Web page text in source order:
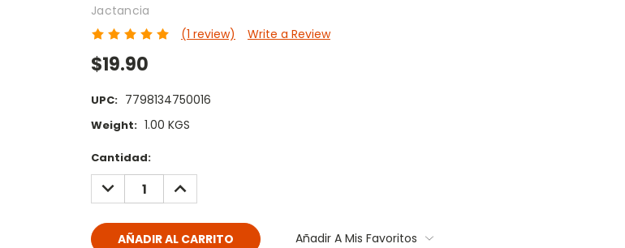
Jactancia
(1 review)
Write a Review
$19.90
UPC: 7798134750016
Weight: 1.00 KGS
Current
Stock:
Cantidad:
DECREASE
QUANTITY:
INCREASE
QUANTITY:
Añadir A Mis Favoritos